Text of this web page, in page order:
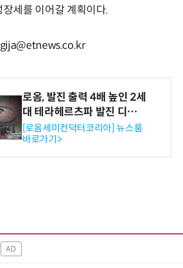
세를 이어갈 계획이다.
로옴, 발진 출력 4배 높인 2세
대 테라헤르츠파 발진 디바이
스 개발
[로옴세미컨덕터코리아] 뉴스룸
바로가기>
AD